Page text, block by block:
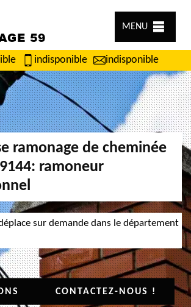
MENU
indisponible indisponible
ramonage de cheminée
ramoneur
sur demande dans le département
CONTACTEZ-NOUS !